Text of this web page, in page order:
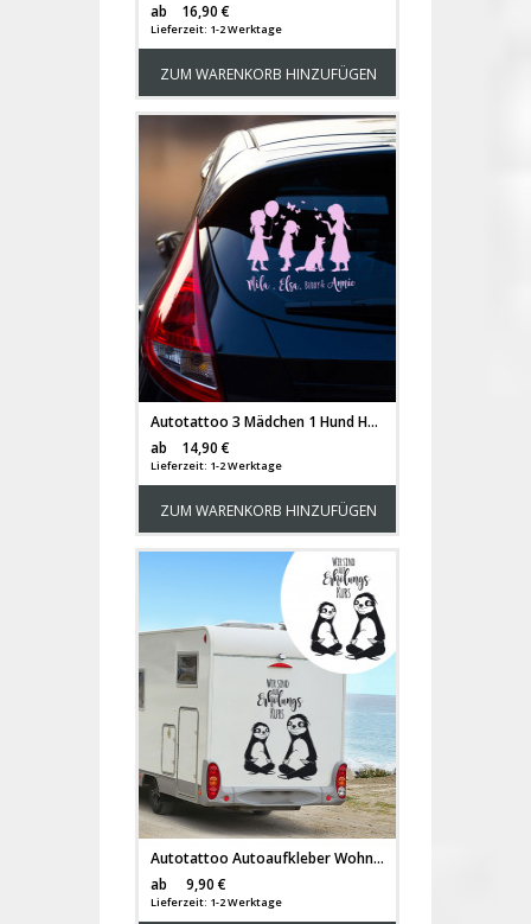
ab
16,90 €
Lieferzeit: 1-2 Werktage
ZUM WARENKORB HINZUFÜGEN
Autotattoo 3 Mädchen 1 Hund Heckscheiben Aufkleber mit Kinder Luftballon Schmetterlinge und Wunschnamen M2336
ab
14,90 €
Lieferzeit: 1-2 Werktage
ZUM WARENKORB HINZUFÜGEN
Autotattoo Autoaufkleber Wohnmobil Faultiere mit Spruch auf Erholungskurs M2218
ab
9,90 €
Lieferzeit: 1-2 Werktage